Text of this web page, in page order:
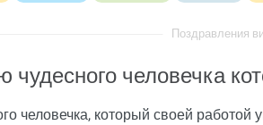
Поздравления
чудесного человечка
человечка, который своей работой